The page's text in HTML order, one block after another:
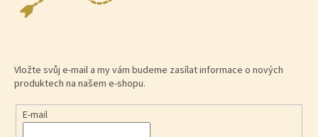
Vložte svůj e-mail a my vám budeme zasílat informace o nových
produktech na našem e-shopu.
E-mail